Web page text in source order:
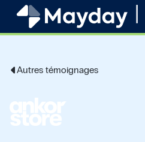
Autres témoignages